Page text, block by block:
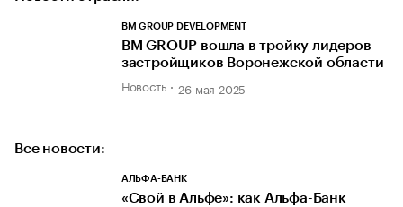
BM GROUP DEVELOPMENT
BM GROUP вошла в тройку лидеров
застройщиков Воронежской области
Новость 26 мая 2025
Все новости:
АЛЬФА-БАНК
«Свой в Альфе»: как Альфа-Банк